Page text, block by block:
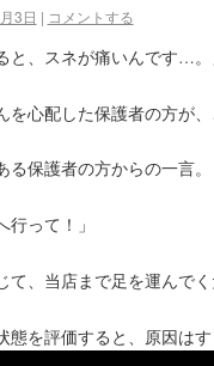
3日 | コメントする
と、スネが痛いんです…。
を心配した保護者の方が、
る保護者の方からの一言。
行って！」
て、当店まで足を運んでく
態を評価すると、原因はす